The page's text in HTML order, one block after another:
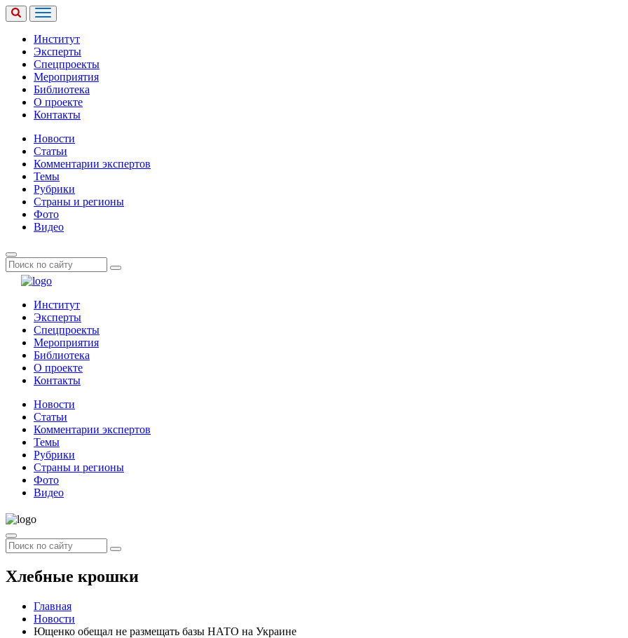
Институт
Эксперты
Спецпроекты
Мероприятия
Библиотека
О проекте
Контакты
Новости
Статьи
Комментарии экспертов
Темы
Рубрики
Страны и регионы
Фото
Видео
Институт
Эксперты
Спецпроекты
Мероприятия
Библиотека
О проекте
Контакты
Новости
Статьи
Комментарии экспертов
Темы
Рубрики
Страны и регионы
Фото
Видео
Хлебные крошки
Главная
Новости
Ющенко обещал не размещать базы НАТО на Украине